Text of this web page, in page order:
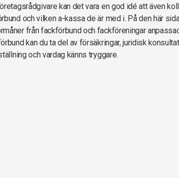
kan det vara en god idé att även
och vilken a-kassa de är med i. På den här
från fackförbund och fackföreningar
kan du ta del av försäkringar, juridisk
och vardag känns tryggare.